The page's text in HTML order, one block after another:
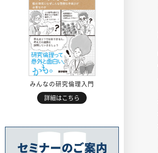
みんなの研究倫理入門
詳細はこちら